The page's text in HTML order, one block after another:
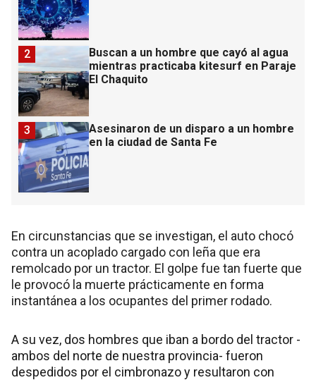
Buscan a un hombre que cayó al agua
mientras practicaba kitesurf en Paraje
El Chaquito
2
Asesinaron de un disparo a un hombre
en la ciudad de Santa Fe
3
En circunstancias que se investigan, el auto chocó
contra un acoplado cargado con leña que era
remolcado por un tractor. El golpe fue tan fuerte que
le provocó la muerte prácticamente en forma
instantánea a los ocupantes del primer rodado.
A su vez, dos hombres que iban a bordo del tractor -
ambos del norte de nuestra provincia- fueron
despedidos por el cimbronazo y resultaron con